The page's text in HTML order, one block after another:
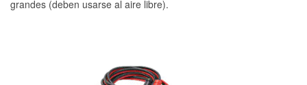
grandes (deben usarse al aire libre).